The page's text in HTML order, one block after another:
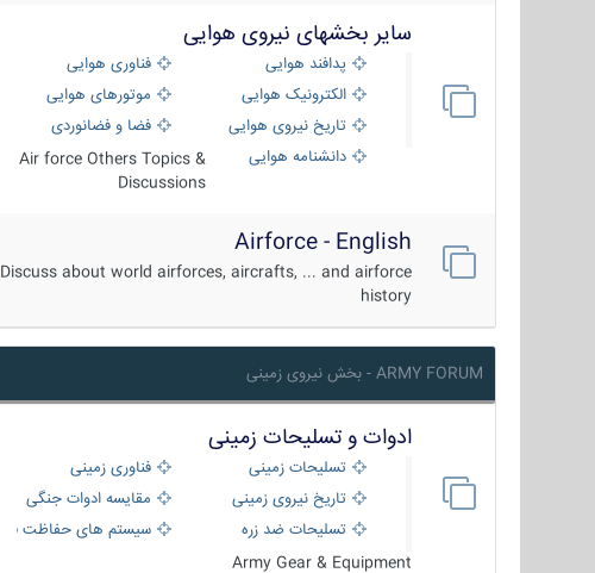
سایر بخشهای نیروی هوایی
پدافند هوایی
فناوری هوایی
الکترونیک هوایی
موتورهای هوایی
تاریخ نیروی هوایی
فضا و فضانوردی
دانشنامه هوایی
Air force Others Topics &
Discussions
Airforce - English
Discuss about world airforces, aircrafts, ... and airforce
history
ARMY FORUM - بخش نیروی زمینی
ادوات و تسلیحات زمینی
تسلیحات زمینی
فناوری زمینی
تاریخ نیروی زمینی
مقایسه ادوات جنگی
تسلیحات ضد زره
سیستم های حفاظت فعال
Army Gear & Equipment